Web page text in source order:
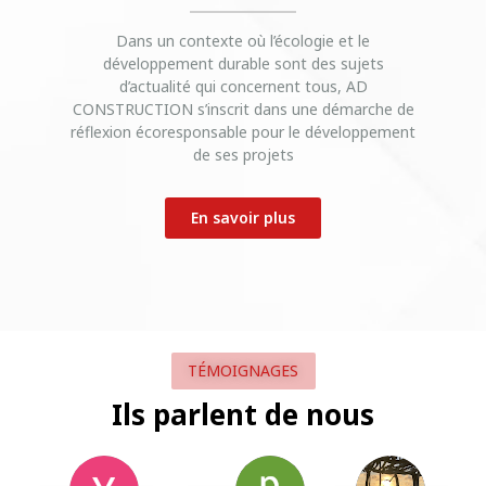
Dans un contexte où l’écologie et le
développement durable sont des sujets
d’actualité qui concernent tous, AD
CONSTRUCTION s’inscrit dans une démarche de
réflexion écoresponsable pour le développement
de ses projets
En savoir plus
TÉMOIGNAGES
Ils parlent de nous